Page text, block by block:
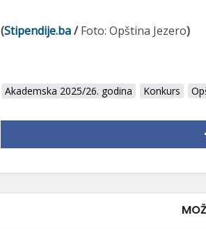
(Stipendije.ba/Foto: Opština Jezero)
Akademska 2025/26. godina Konkurs